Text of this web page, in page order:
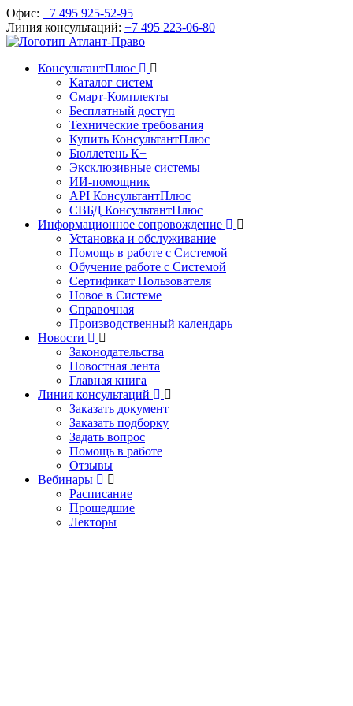
Офис: +7 495 925-52-95
Линия консультаций: +7 495 223-06-80
КонсультантПлюс
Каталог систем
Смарт-Комплекты
Бесплатный доступ
Технические требования
Купить КонсультантПлюс
Бюллетень К+
Эксклюзивные системы
ИИ-помощник
API КонсультантПлюс
СВБД КонсультантПлюс
Информационное сопровождение
Установка и обслуживание
Помощь в работе с Системой
Обучение работе с Системой
Сертификат Пользователя
Новое в Системе
Справочная
Производственный календарь
Новости
Законодательства
Новостная лента
Главная книга
Линия консультаций
Заказать документ
Заказать подборку
Задать вопрос
Помощь в работе
Отзывы
Вебинары
Расписание
Прошедшие
Лекторы